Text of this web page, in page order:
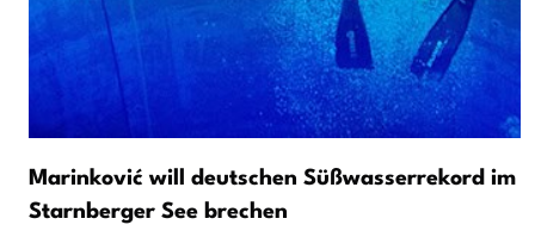
Marinković will deutschen Süßwasserrekord im
Starnberger See brechen